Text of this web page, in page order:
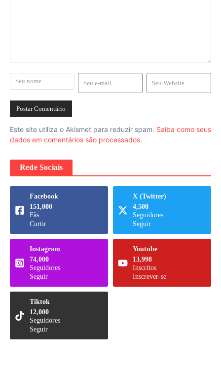
Este site utiliza o Akismet para reduzir spam. Saiba como seus
dados em comentários são processados.
Rede Sociais
Facebook
151,000
Fãs
Curtir
X (Twitter)
4,500
Seguidores
Seguir
Instagram
74,000
Seguidores
Seguir
Youtube
13,998
Inscritos
Inscrever-se
Tiktok
12,000
Seguidores
Seguir